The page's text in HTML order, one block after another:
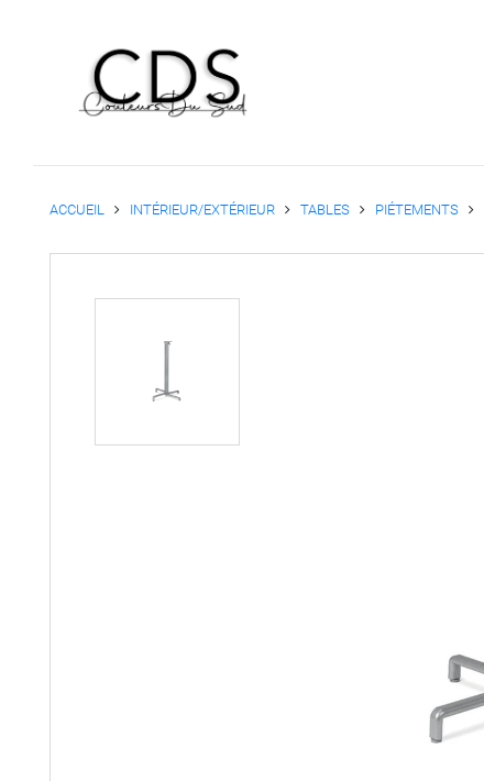
ACCUEIL INTÉRIEUR/EXTÉRIEUR TABLES PIÉTEMENTS